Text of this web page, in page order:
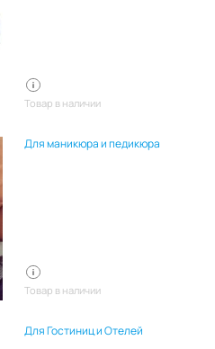
Товар в наличии
Для маникюра и педикюра
Товар в наличии
Для Гостиниц и Отелей